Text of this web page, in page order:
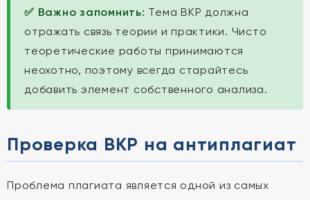
✅ Важно запомнить: Тема ВКР должна
отражать связь теории и практики. Чисто
теоретические работы принимаются
неохотно, поэтому всегда старайтесь
добавить элемент собственного анализа.
Проверка ВКР на антиплагиат
Проблема плагиата является одной из самых